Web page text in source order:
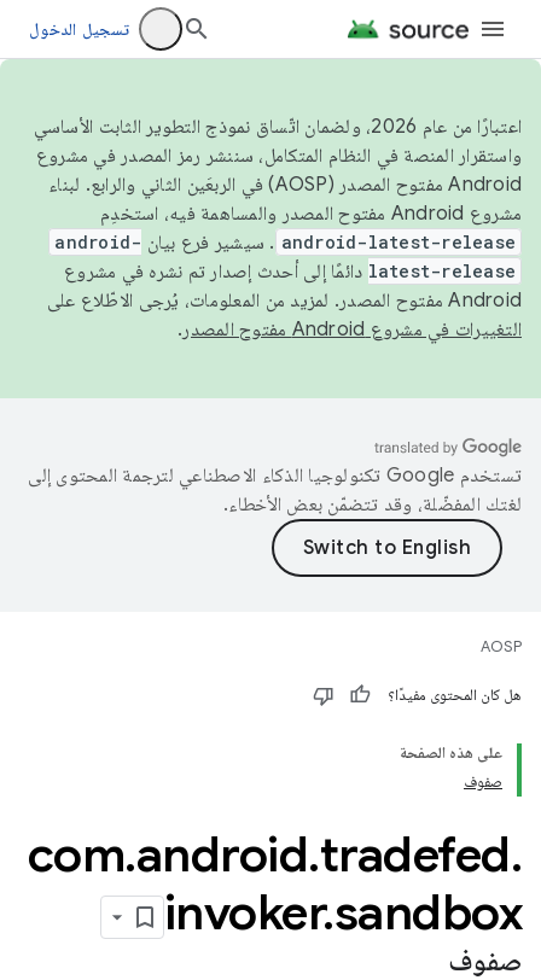
تسجيل الدخول
اعتبارًا من عام 2026، ولضمان اتّساق نموذج التطوير الثابت الأساسي
واستقرار المنصة في النظام المتكامل، سننشر رمز المصدر في مشروع
Android مفتوح المصدر (AOSP) في الربعَين الثاني والرابع. لبناء
مشروع Android مفتوح المصدر والمساهمة فيه، استخدِم
android-latest-release . سيشير فرع بيان android-
latest-release دائمًا إلى أحدث إصدار تم نشره في مشروع
Android مفتوح المصدر. لمزيد من المعلومات، يُرجى الاطّلاع على
التغييرات في مشروع Android مفتوح المصدر
.
تستخدم Google تكنولوجيا الذكاء الاصطناعي لترجمة المحتوى إلى
لغتك المفضّلة، وقد تتضمّن بعض الأخطاء.
AOSP
هل كان المحتوى مفيدًا؟
على هذه الصفحة
صفوف
com.android.tradefed.
invoker.sandbox
صفوف